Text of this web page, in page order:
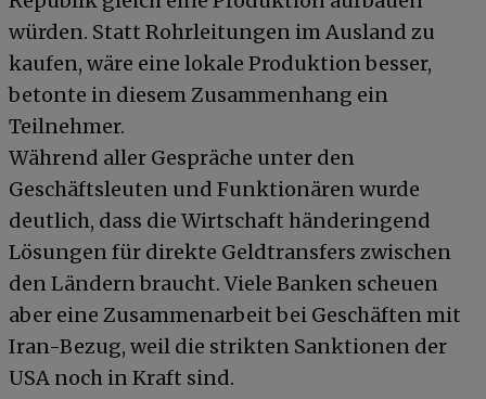
würden. Statt Rohrleitungen im Ausland zu
kaufen, wäre eine lokale Produktion besser,
betonte in diesem Zusammenhang ein
Teilnehmer.
Während aller Gespräche unter den
Geschäftsleuten und Funktionären wurde
deutlich, dass die Wirtschaft händeringend
Lösungen für direkte Geldtransfers zwischen
den Ländern braucht. Viele Banken scheuen
aber eine Zusammenarbeit bei Geschäften mit
Iran-Bezug, weil die strikten Sanktionen der
USA noch in Kraft sind.